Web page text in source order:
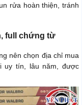
rửa hoàn thiện, tránh
full chứng từ
nên chọn địa chỉ mua
uy tín, lâu năm, được